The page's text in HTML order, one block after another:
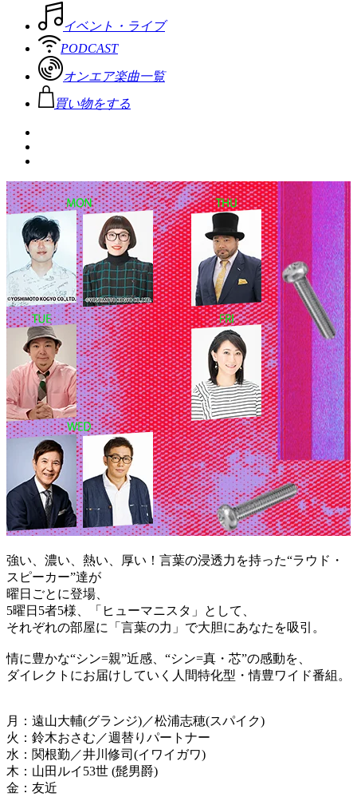
イベント・ライブ
PODCAST
オンエア楽曲一覧
買い物をする
強い、濃い、熱い、厚い！言葉の浸透力を持った“ラウド・
スピーカー”達が
曜日ごとに登場、
5曜日5者5様、「ヒューマニスタ」として、
それぞれの部屋に「言葉の力」で大胆にあなたを吸引。
情に豊かな“シン=親”近感、“シン=真・芯”の感動を、
ダイレクトにお届けしていく人間特化型・情豊ワイド番組。
月：遠山大輔(グランジ)／松浦志穂(スパイク)
火：鈴木おさむ／週替りパートナー
水：関根勤／井川修司(イワイガワ)
木：山田ルイ53世 (髭男爵)
金：友近